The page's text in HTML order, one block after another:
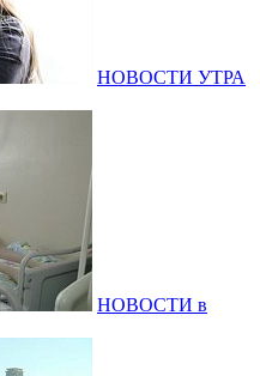
НОВОСТИ УТРА
НОВОСТИ в